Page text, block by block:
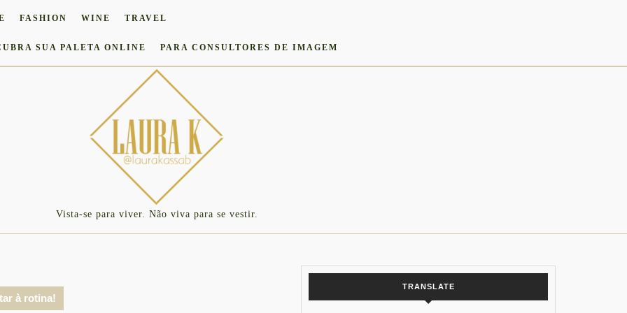
FASHION WINE TRAVEL
SUA PALETA ONLINE PARA CONSULTORES DE IMAGEM
Vista-se para viver. Não viva para se vestir.
à rotina!
TRANSLATE